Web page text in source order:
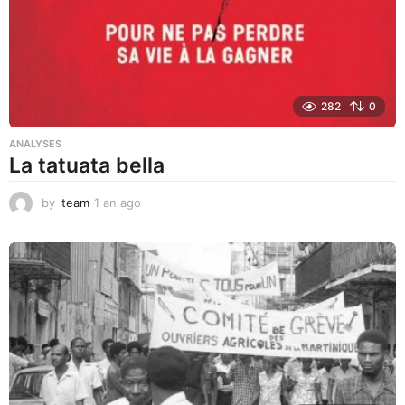
282 0
ANALYSES
La tatuata bella
by team 1 an ago
a
g
o